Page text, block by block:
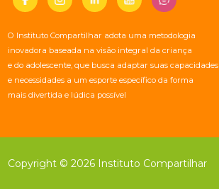
O Instituto Compartilhar adota uma metodologia
inovadora baseada na visão integral da criança
e do adolescente, que busca adaptar suas capacidades
e necessidades a um esporte específico da forma
mais divertida e lúdica possível
Copyright © 2026 Instituto Compartilhar